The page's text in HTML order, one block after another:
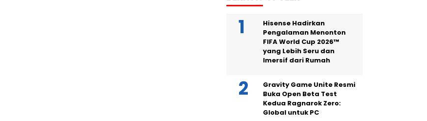
Hisense Hadirkan
Pengalaman Menonton
FIFA World Cup 2026™
yang Lebih Seru dan
Imersif dari Rumah
Gravity Game Unite Resmi
Buka Open Beta Test
Kedua Ragnarok Zero:
Global untuk PC